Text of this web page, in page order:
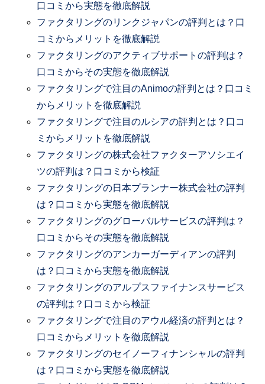
口コミから実態を徹底解説
ファクタリングのリンクジャパンの評判とは？口
コミからメリットを徹底解説
ファクタリングのアクティブサポートの評判は？
口コミからその実態を徹底解説
ファクタリングで注目のAnimoの評判とは？口コミ
からメリットを徹底解説
ファクタリングで注目のルシアの評判とは？口コ
ミからメリットを徹底解説
ファクタリングの株式会社ファクターアソシエイ
ツの評判は？口コミから検証
ファクタリングの日本プランナー株式会社の評判
は？口コミから実態を徹底解説
ファクタリングのグローバルサービスの評判は？
口コミからその実態を徹底解説
ファクタリングのアンカーガーディアンの評判
は？口コミから実態を徹底解説
ファクタリングのアルプスファイナンスサービス
の評判は？口コミから検証
ファクタリングで注目のアウル経済の評判とは？
口コミからメリットを徹底解説
ファクタリングのセイノーフィナンシャルの評判
は？口コミから実態を徹底解説